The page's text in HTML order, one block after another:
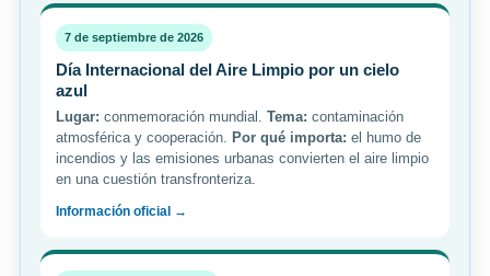
7 de septiembre de 2026
Día Internacional del Aire Limpio por un cielo
azul
Lugar: conmemoración mundial. Tema: contaminación
atmosférica y cooperación. Por qué importa: el humo de
incendios y las emisiones urbanas convierten el aire limpio
en una cuestión transfronteriza.
Información oficial →